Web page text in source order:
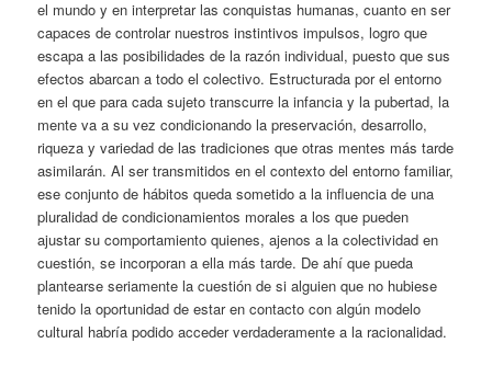
el mundo y en interpretar las conquistas humanas, cuanto en ser
capaces de controlar nuestros instintivos impulsos, logro que
escapa a las posibilidades de la razón individual, puesto que sus
efectos abarcan a todo el colectivo. Estructurada por el entorno
en el que para cada sujeto transcurre la infancia y la pubertad, la
mente va a su vez condicionando la preservación, desarrollo,
riqueza y variedad de las tradiciones que otras mentes más tarde
asimilarán. Al ser transmitidos en el contexto del entorno familiar,
ese conjunto de hábitos queda sometido a la influencia de una
pluralidad de condicionamientos morales a los que pueden
ajustar su comportamiento quienes, ajenos a la colectividad en
cuestión, se incorporan a ella más tarde. De ahí que pueda
plantearse seriamente la cuestión de si alguien que no hubiese
tenido la oportunidad de estar en contacto con algún modelo
cultural habría podido acceder verdaderamente a la racionalidad.